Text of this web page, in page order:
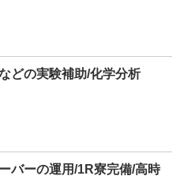
どの実験補助/化学分析
バーの運用/1R寮完備/高時